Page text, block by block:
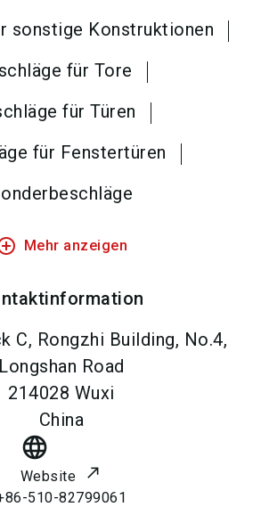
sonstige Konstruktionen
für Tore
für Türen
für Fenstertüren
Mehr anzeigen
C, Rongzhi Building, No.4,
Longshan Road
214028 Wuxi
China
language
Website
510-82799061